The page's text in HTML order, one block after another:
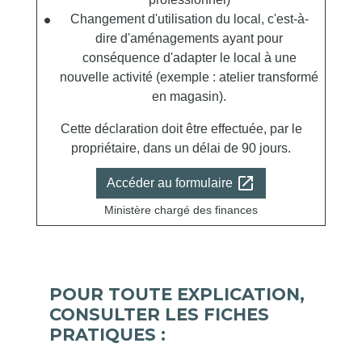
Changement d'utilisation du local, c'est-à-
dire d'aménagements ayant pour
conséquence d'adapter le local à une
nouvelle activité (exemple : atelier transformé
en magasin).
Cette déclaration doit être effectuée, par le
propriétaire, dans un délai de 90 jours.
Accéder au formulaire open_in_new
Ministère chargé des finances
POUR TOUTE EXPLICATION,
CONSULTER LES FICHES
PRATIQUES :